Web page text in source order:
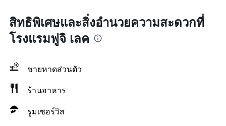
สิทธิพิเศษและสิ่งอำนวยความสะดวกที่
โรงแรมฟูจิ เลค
ชายหาดส่วนตัว
ร้านอาหาร
รูมเซอร์วิส